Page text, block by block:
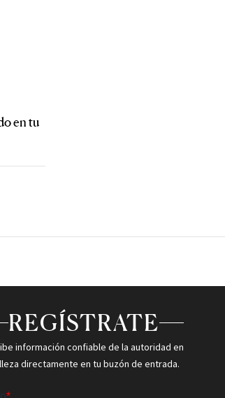
en tu
REGÍSTRATE
información confiable de la autoridad en
directamente en tu buzón de entrada.